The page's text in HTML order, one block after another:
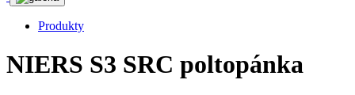
Produkty
NIERS S3 SRC poltopánka